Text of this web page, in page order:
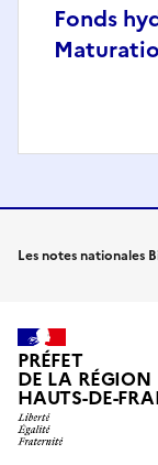
Fonds
Les notes nationales
PRÉFET
DE LA RÉGION
HAUTS-DE-